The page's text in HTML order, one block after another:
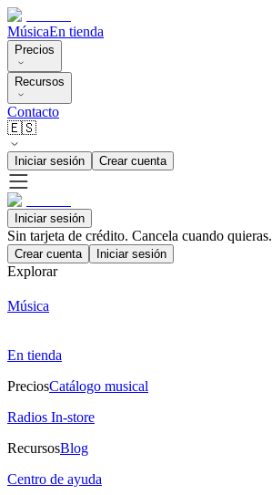
MúsicaEn tienda
Precios
Recursos
Contacto
🇪🇸
Iniciar sesión Crear cuenta
Iniciar sesión
Sin tarjeta de crédito. Cancela cuando quieras.
Crear cuenta Iniciar sesión
Explorar
Música
En tienda
PreciosCatálogo musical
Radios In-store
RecursosBlog
Centro de ayuda